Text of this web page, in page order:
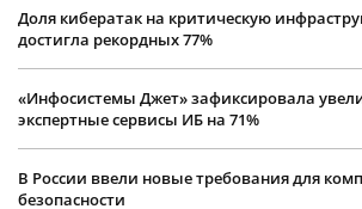
Доля кибератак на критическую
достигла рекордных 77%
«Инфосистемы Джет» зафиксировала
экспертные сервисы ИБ на 71%
В России ввели новые требования для
безопасности